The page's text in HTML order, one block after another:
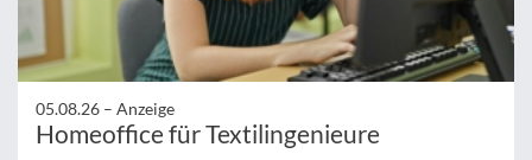
05.08.26 – Anzeige
Homeoffice für Textilingenieure